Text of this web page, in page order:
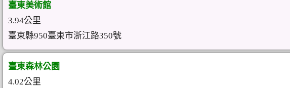
臺東美術館
3.94公里
臺東縣950臺東市浙江路350號
臺東森林公園
4.02公里